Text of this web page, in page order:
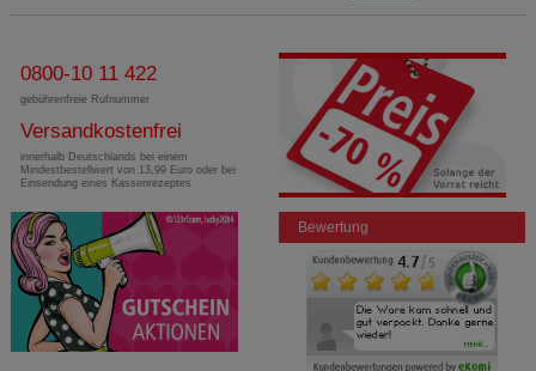
0800-10 11 422
gebührenfreie Rufnummer
Versandkostenfrei
innerhalb Deutschlands bei einem
Mindestbestellwert von 13,99 Euro oder bei
Einsendung eines Kassenrezeptes
Bewertung